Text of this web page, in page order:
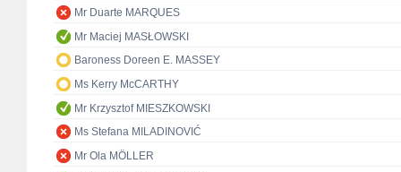
Mr Duarte MARQUES
Mr Maciej MASŁOWSKI
Baroness Doreen E. MASSEY
Ms Kerry McCARTHY
Mr Krzysztof MIESZKOWSKI
Ms Stefana MILADINOVIĆ
Mr Ola MÖLLER